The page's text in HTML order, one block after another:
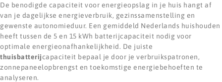
De benodigde capaciteit voor energieopslag in je huis hangt af
van je dagelijkse energieverbruik, gezinssamenstelling en
gewenste autonomieduur. Een gemiddeld Nederlands huishouden
heeft tussen de 5 en 15 kWh batterijcapaciteit nodig voor
optimale energieonafhankelijkheid. De juiste
thuisbatterijcapaciteit bepaal je door je verbruikspatronen,
zonnepaneelopbrengst en toekomstige energiebehoeften te
analyseren.